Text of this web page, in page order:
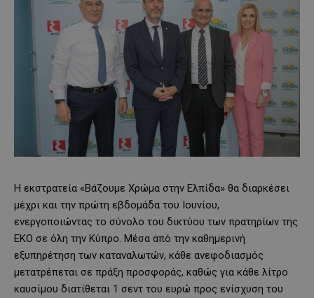
Η εκστρατεία «Βάζουμε Χρώμα στην Ελπίδα» θα διαρκέσει
μέχρι και την πρώτη εβδομάδα του Ιουνίου,
ενεργοποιώντας το σύνολο του δικτύου των πρατηρίων της
ΕΚΟ σε όλη την Κύπρο. Μέσα από την καθημερινή
εξυπηρέτηση των καταναλωτών, κάθε ανεφοδιασμός
μετατρέπεται σε πράξη προσφοράς, καθώς για κάθε λίτρο
καυσίμου διατίθεται 1 σεντ του ευρώ προς ενίσχυση του